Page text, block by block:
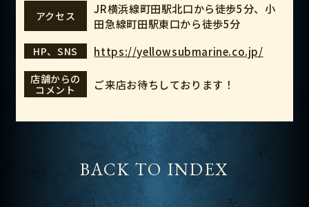
アクセス
JR横浜線町田駅北口から徒歩5分、小
田急線町田駅東口から徒歩5分
HP、SNS https://yellowsubmarine.co.jp/
店舗からの
コメント
ご来店お待ちしております！
BACK TO INDEX